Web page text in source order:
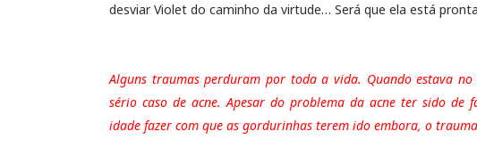
desviar Violet do caminho da virtude… Será que ela está
Alguns traumas perduram por toda a vida. Quando estava
sério caso de acne. Apesar do problema da acne ter sido de
idade fazer com que as gordurinhas terem ido embora, o